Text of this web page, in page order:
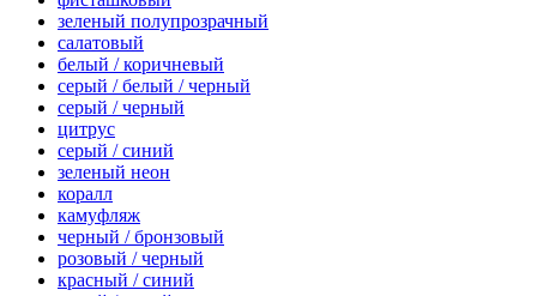
зеленый полупрозрачный
салатовый
белый / коричневый
серый / белый / черный
серый / черный
цитрус
серый / синий
зеленый неон
коралл
камуфляж
черный / бронзовый
розовый / черный
красный / синий